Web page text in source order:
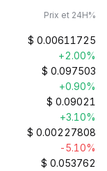
Prix et 24H%
$ 0.00611725
+2.00%
$ 0.097503
+0.90%
$ 0.09021
+3.10%
$ 0.00227808
-5.10%
$ 0.053762